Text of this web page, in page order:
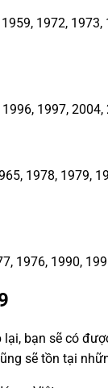
1972,
1997,
1978, 1979,
1976, 1990,
bạn sẽ có
sẽ tồn tại